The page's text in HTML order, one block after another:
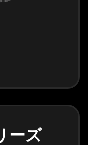
ーズ